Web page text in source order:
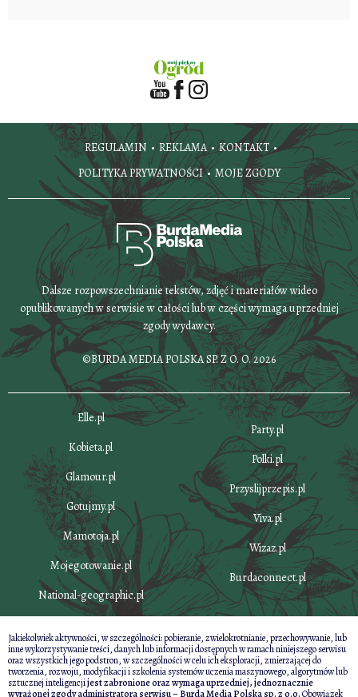
REGULAMIN REKLAMA
KONTAKT
POLITYKA PRYWATNOŚCI
MOJE ZGODY
Dalsze rozpowszechnianie tekstów, zdjęć i materiałów wideo
opublikowanych w serwisie w całości lub w części wymaga uprzedniej
zgody wydawcy.
©BURDA MEDIA POLSKA SP. Z O. O. 2026
Elle.pl
Kobieta.pl
Glamour.pl
Gotujmy.pl
Mamotoja.pl
Mojegotowanie.pl
National-geographic.pl
Party.pl
Polki.pl
Przyslijprzepis.pl
Viva.pl
Wizaz.pl
Burdaconnect.pl
Jakiekolwiek aktywności, w szczególności: pobieranie, zwielokrotnianie, przechowywanie, lub
inne wykorzystywanie treści, danych lub informacji dostępnych w ramach niniejszego serwisu
oraz wszystkich jego podstron, w szczególności w celu ich eksploracji, zmierzającej do
tworzenia, rozwoju, modyfikacji i szkolenia systemów uczenia maszynowego, algorytmów lub
sztucznej inteligencjijest zabronione oraz wymaga uprzedniej, jednoznacznie
wyrażonej zgody administratora serwisu – Burda Media Polska sp. z o.o.Obowiązek